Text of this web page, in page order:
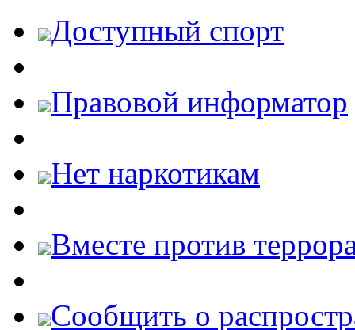
Доступный спорт
Правовой информатор
Нет наркотикам
Вместе против
Cообщить о